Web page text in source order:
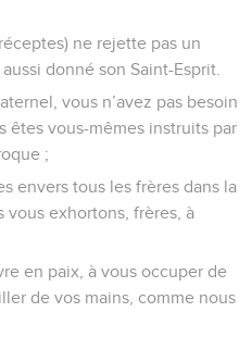
ne rejette pas un
donné son Saint-Esprit.
vous n’avez pas besoin
êtes vous-mêmes instruits par
;
envers tous les frères dans la
vous exhortons, frères, à
en paix, à vous occuper de
de vos mains, comme nous